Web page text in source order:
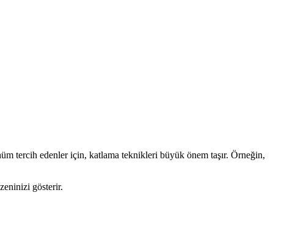
tercih edenler için, katlama teknikleri büyük önem taşır. Örneğin,
gösterir.